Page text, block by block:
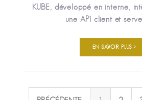
KUBE, développé en interne,
une API client et
EN SAVOIR PLUS